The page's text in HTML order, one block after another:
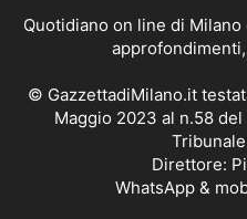
Quotidiano on line di
© GazzettadiMilano.it
Maggio 2023 al n.58
Direttore:
WhatsApp &